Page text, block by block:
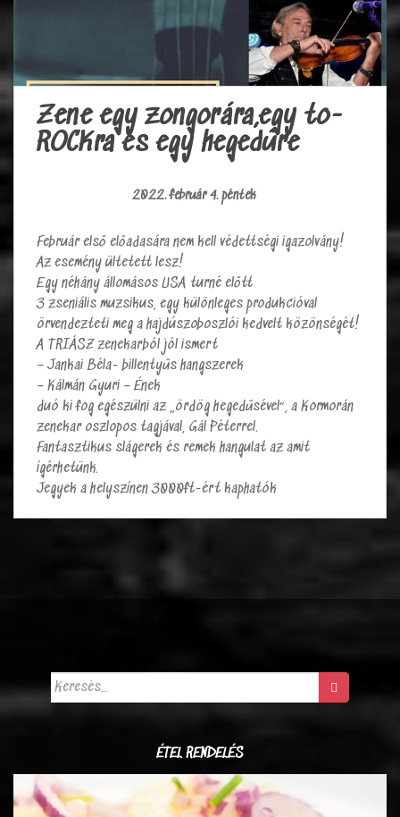
Zene egy zongorára,egy to-
ROCKra és egy hegedűre
2022. február 4. péntek
Február első előadasára nem kell védettségi igazolvány!
Az esemény ültetett lesz!
Egy néhány állomásos USA turné előtt
3 zseniális muzsikus, egy különleges produkcióval
örvendezteti meg a hajdúszoboszlói kedvelt közönségét!
A TRIÁSZ zenekarból jól ismert
– Jankai Béla- billentyűs hangszerek
– Kálmán Gyuri – Ének
duó ki fog egészülni az „ördög hegedűsével”, a Kormorán
zenekar oszlopos tagjával, Gál Péterrel.
Fantasztikus slágerek és remek hangulat az amit
ígérhetünk.
Jegyek a helyszínen 3000ft-ért kaphatók
ÉTEL RENDELÉS